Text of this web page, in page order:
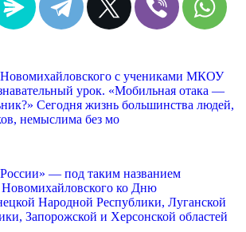
Новомихайловского с учениками МКОУ
урок. «Мобильная отака —
Сегодня жизнь большинства людей,
немыслима без мо
— под таким названием
Новомихайловского ко Дню
Народной Республики, Луганской
Запорожской и Херсонской областей